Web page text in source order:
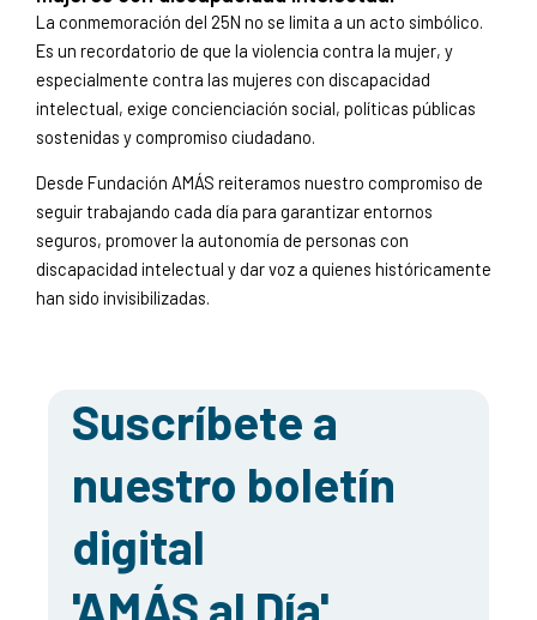
La conmemoración del 25N no se limita a un acto simbólico.
Es un recordatorio de que la violencia contra la mujer, y
especialmente contra las mujeres con discapacidad
intelectual, exige concienciación social, políticas públicas
sostenidas y compromiso ciudadano.
Desde Fundación AMÁS reiteramos nuestro compromiso de
seguir trabajando cada día para garantizar entornos
seguros, promover la autonomía de personas con
discapacidad intelectual y dar voz a quienes históricamente
han sido invisibilizadas.
Suscríbete a
nuestro boletín
digital
'AMÁS al Día'